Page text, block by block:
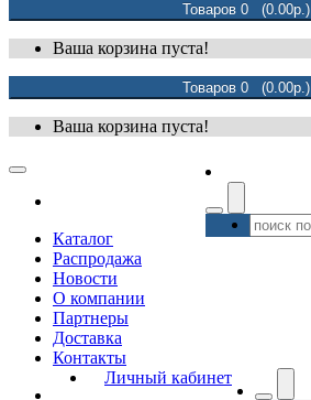
Товаров 0 (0.00р.)
Ваша корзина пуста!
Товаров 0 (0.00р.)
Ваша корзина пуста!
Каталог
Распродажа
Новости
О компании
Партнеры
Доставка
Контакты
Личный кабинет